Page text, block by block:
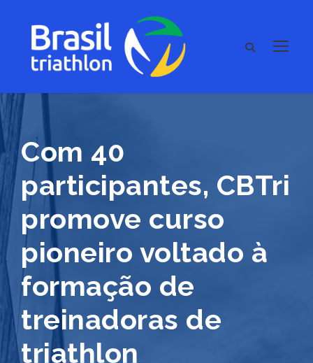
Com 40
participantes, CBTri
promove curso
pioneiro voltado à
formação de
treinadoras de
triathlon